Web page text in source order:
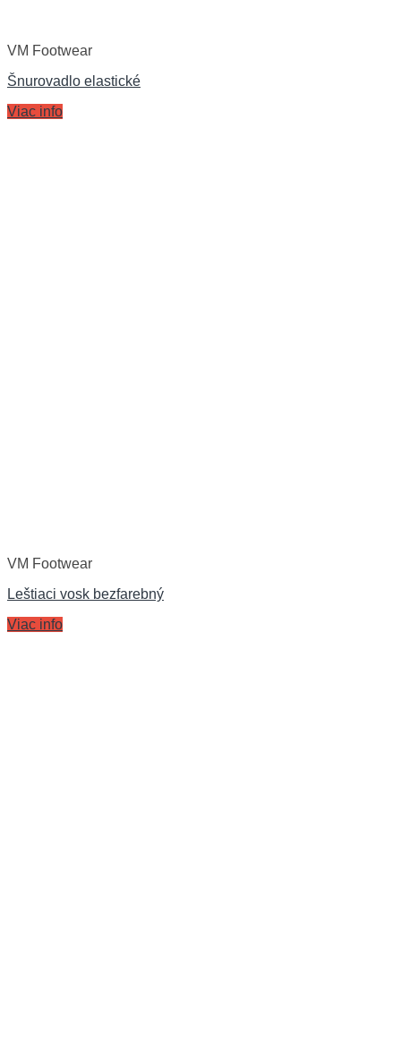
VM Footwear
Šnurovadlo elastické
Viac info
VM Footwear
Leštiaci vosk bezfarebný
Viac info